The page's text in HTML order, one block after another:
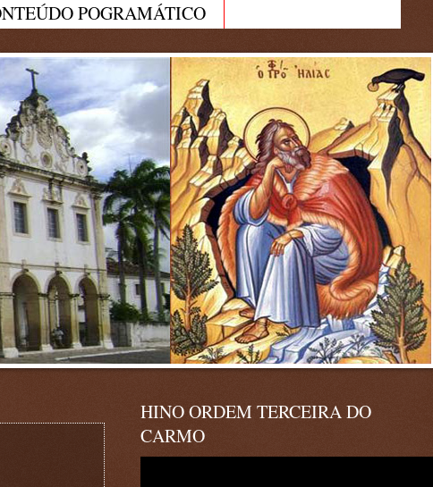
POGRAMÁTICO
HINO ORDEM TERCEIRA DO
CARMO